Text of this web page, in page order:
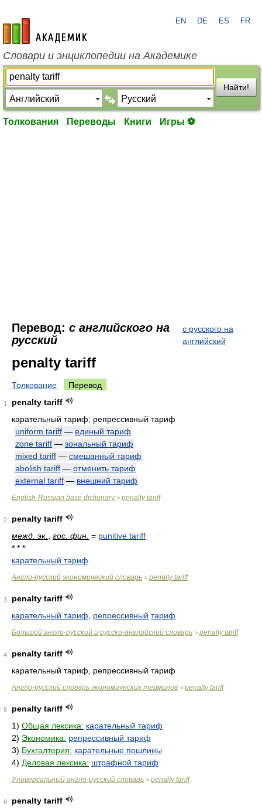
academic.ru
EN DE ES FR
Словари и энциклопедии на Академике
Найти!
Толкования Переводы Книги Игры ⚽
Перевод: с английского на
русский
с русского на
английский
penalty tariff
Толкование Перевод
1
penalty tariff
карательный тариф; репрессивный тариф
uniform tariff — единый тариф
zone tariff — зональный тариф
mixed tariff — смешанный тариф
abolish tariff — отменить тариф
external tariff — внешний тариф
English-Russian base dictionary> penalty tariff
2
penalty tariff
межд. эк.
гос. фин. = punitive tariff
* * *
карательный тариф
Англо-русский экономический словарь > penalty tariff
3
penalty tariff
карательный тариф
репрессивный тариф
Большой англо-русский и русско-английский словарь > penalty tariff
4
penalty tariff
карательный тариф, репрессивный тариф
Англо-русский словарь экономических терминов > penalty tariff
5
penalty tariff
1) Общая лексика: карательный тариф
2) Экономика: репрессивный тариф
3) Бухгалтерия: карательные пошлины
4) Деловая лексика: штрафной тариф
Универсальный англо-русский словарь > penalty tariff
6
penalty tariff